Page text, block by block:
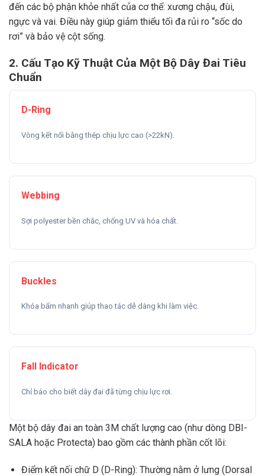
đến các bộ phận khỏe nhất của cơ thể: xương chậu, đùi,
ngực và vai. Điều này giúp giảm thiểu tối đa rủi ro “sốc do
rơi” và bảo vệ cột sống.
2. Cấu Tạo Kỹ Thuật Của Một Bộ Dây Đai Tiêu
Chuẩn
D-Ring
Vòng kết nối bằng thép chịu lực cao (>22kN).
Webbing
Sợi polyester bền chắc, chống UV và hóa chất.
Buckles
Khóa bấm nhanh giúp thao tác dễ dàng khi làm việc.
Fall Indicator
Chỉ báo cho biết dây đai đã từng chịu lực rơi.
Một bộ dây đai an toàn 3M chất lượng cao (như dòng DBI-
SALA hoặc Protecta) bao gồm các thành phần cốt lõi:
Điểm kết nối chữ D (D-Ring): Thường nằm ở lưng (Dorsal